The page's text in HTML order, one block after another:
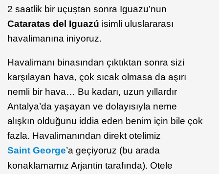
2 saatlik bir uçuştan sonra Iguazu’nun
Cataratas del Iguazú isimli uluslararası
havalimanına iniyoruz.
Havalimanı binasından çıktıktan sonra sizi
karşılayan hava, çok sıcak olmasa da aşırı
nemli bir hava… Bu kadarı, uzun yıllardır
Antalya’da yaşayan ve dolayısıyla neme
alışkın olduğunu iddia eden benim için bile çok
fazla. Havalimanından direkt otelimiz
Saint George’a geçiyoruz (bu arada
konaklamamız Arjantin tarafında). Otele